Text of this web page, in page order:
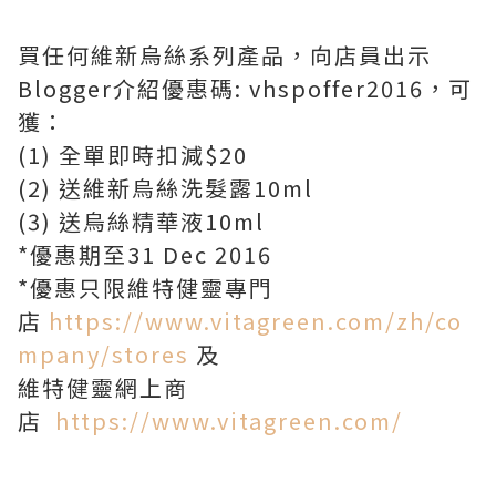
買任何維新烏絲系列產品，向店員出示
Blogger介紹優惠碼: vhspoffer2016，可
獲：
(1) 全單即時扣減$20
(2) 送維新烏絲洗髮露10ml
(3) 送烏絲精華液10ml
*優惠期至31 Dec 2016
*優惠只限維特健靈專門
店 https://www.vitagreen.com/zh/co
mpany/stores 及
維特健靈網上商
店 https://www.vitagreen.com/